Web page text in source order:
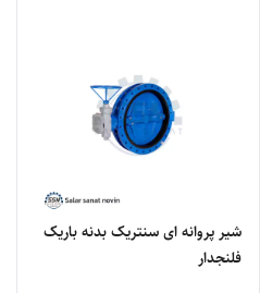
شیر پروانه ای سنتریک بدنه باریک
فلنجدار